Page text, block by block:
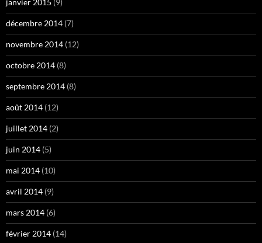
janvier 2015 (9)
décembre 2014 (7)
novembre 2014 (12)
octobre 2014 (8)
septembre 2014 (8)
août 2014 (12)
juillet 2014 (2)
juin 2014 (5)
mai 2014 (10)
avril 2014 (9)
mars 2014 (6)
février 2014 (14)